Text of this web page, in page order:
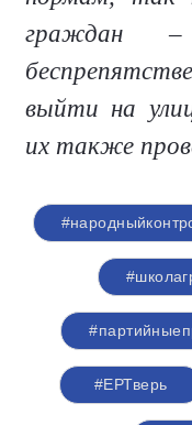
граждан –
выйти на
их также
#ЕРТверь